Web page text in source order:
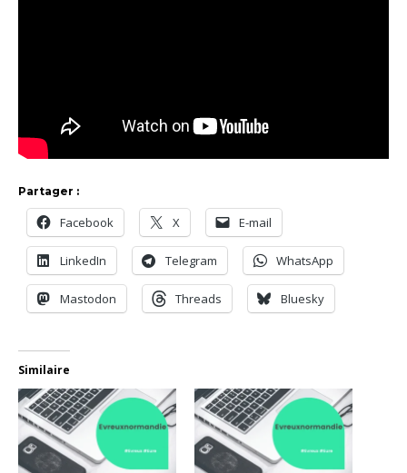
Partager :
Facebook X E-mail
LinkedIn Telegram WhatsApp
Mastodon Threads Bluesky
Similaire